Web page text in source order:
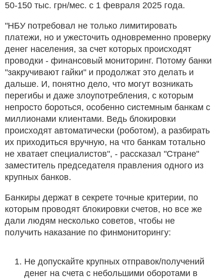
50-150 тыс. грн/мес. с 1 февраля 2025 года.
"НБУ потребовал не только лимитировать
платежи, но и ужесточить одновременно проверку
денег населения, за счет которых происходят
проводки - финансовый мониторинг. Потому банки
"закручивают гайки" и продолжат это делать и
дальше. И, понятно дело, что могут возникать
перегибы и даже злоупотребления, с которым
непросто бороться, особенно системным банкам с
миллионами клиентами. Ведь блокировки
происходят автоматически (роботом), а разбирать
их приходиться вручную, на что банкам тотально
не хватает специалистов", - рассказал "Стране"
заместитель председателя правления одного из
крупных банков.
Банкиры держат в секрете точные критерии, по
которым проводят блокировки счетов, но все же
дали людям несколько советов, чтобы не
получить наказание по финмониторингу:
Не допускайте крупных отправок/получений
денег на счета с небольшими оборотами в